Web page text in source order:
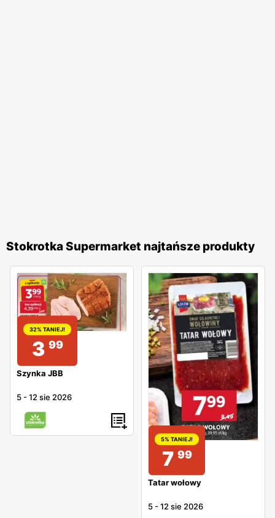
Stokrotka Supermarket najtańsze produkty
32% TANIEJ!
3 99
Szynka JBB
5 -12 sie 2026
5% TANIEJ!
7 99
Tatar wołowy
5 -12 sie 2026